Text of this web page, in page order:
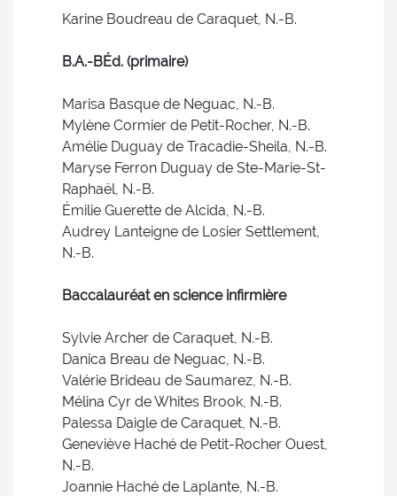
Karine Boudreau de Caraquet, N.-B.
B.A.-BÉd. (primaire)
Marisa Basque de Neguac, N.-B.
Mylène Cormier de Petit-Rocher, N.-B.
Amélie Duguay de Tracadie-Sheila, N.-B.
Maryse Ferron Duguay de Ste-Marie-St-
Raphaël, N.-B.
Émilie Guerette de Alcida, N.-B.
Audrey Lanteigne de Losier Settlement,
N.-B.
Baccalauréat en science infirmière
Sylvie Archer de Caraquet, N.-B.
Danica Breau de Neguac, N.-B.
Valérie Brideau de Saumarez, N.-B.
Mélina Cyr de Whites Brook, N.-B.
Palessa Daigle de Caraquet, N.-B.
Geneviève Haché de Petit-Rocher Ouest,
N.-B.
Joannie Haché de Laplante, N.-B.